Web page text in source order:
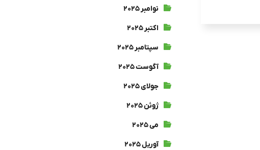
نوامبر ۲۰۲۵
اکتبر ۲۰۲۵
سپتامبر ۲۰۲۵
آگوست ۲۰۲۵
جولای ۲۰۲۵
ژوئن ۲۰۲۵
می ۲۰۲۵
آوریل ۲۰۲۵